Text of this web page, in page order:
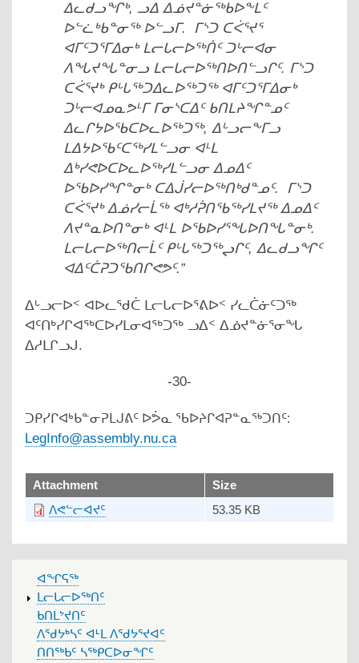
ᐃᓚᑯᓗᖏᒃ, ᓗᐃ ᐃᓅᔪᓐᓃᖅᑲᐅᖕᒪᑦ
ᐅᓪᓛᒃᑲᓐᓂᖅ ᐅᓪᓗᒥ.
ᒥᔅᑐ ᑕᐹᕐᔪᕐ
ᐊᒥᑦᑐᕐᒥᐃᓂᒃ ᒪᓕᒐᓕᐅᖅᑏᑦ ᑐᒡᓕᐊᓂ
ᐱᖓᔪᖓᓐᓂᓗ ᒪᓕᒐᓕᐅᖅᑎᐅᑎᓪᓗᒋᑦ. ᒥᔅᑐ
ᑕᐹᕐᔪᒃ ᑭᒡᒐᖅᑐᐃᓚᐅᖅᑐᖅ ᐊᒥᑦᑐᕐᒥᐃᓂᒃ
ᑐᒡᓕᐊᓄᓇᕗᒻᒥ ᒥᓂᔅᑕᐃᑦ ᑲᑎᒪᔨᖏᓐᓄᑦ
ᐃᓚᒋᔭᐅᖃᑕᐅᓚᐅᖅᑐᖅ, ᐃᒡᓗᓕᖕᒥᓗ
ᒪᐃᔭᐅᖃᑦᑕᖅᓯᒪᓪᓗᓂ ᐊᒻᒪ
ᐃᒃᓯᕙᐅᑕᐅᓚᐅᖅᓯᒪᓪᓗᓂ ᐃᓄᐃᑦ
ᐅᖃᐅᓯᖏᓐᓂᒃ ᑕᐃᒎᓯᓕᐅᖅᑎᒃᑯᓐᓄᑦ.
ᒥᔅᑐ
ᑕᐹᕐᔪᒃ ᐃᓅᓯᓕᒫᖅ ᐊᒃᓱᕉᑎᖃᖅᓯᒪᔪᖅ ᐃᓄᐃᑦ
ᐱᔪᓐᓇᐅᑎᓐᓂᒃ ᐊᒻᒪ ᐅᖃᐅᓯᕐᖓᐅᑎᖓᓐᓂᒃ.
ᒪᓕᒐᓕᐅᖅᑎᓕᒫᑦ ᑭᒡᒐᖅᑐᖅᖢᒋᑦ, ᐃᓚᑯᓗᖏᑦ
ᐊᐃᑦᑖᕈᑐᖃᑎᒋᕙᕗᑦ.”
ᐃᒡᓗᓕᐅᑉ ᐊᐅᓚᖁᑖ ᒪᓕᒐᓕᐅᕐᕕᐅᑉ ᓯᓚᑖᓃᑦᑐᖅ
ᐊᑦᑎᒃᓯᒋᐊᖅᑕᐅᓯᒪᓂᐊᖅᑐᖅ ᓗᐃᑉ ᐃᓅᔪᓐᓃᕐᓂᖓ
ᐃᓱᒪᒋᓗᒍ.
-30-
ᑐᑭᓯᒋᐊᒃᑲᓐᓂᕈᒪᒍᕕᑦ ᐅᕘᓇ ᖃᐅᔨᒋᐊᕈᓐᓇᖅᑐᑎᑦ:
LegInfo@assembly.nu.ca
upload
Attachment
Size
ᐱᕙᓪᓕᐊᔪᑦ
53.35 KB
MAIN
MENU
ᐊᖏᕋᖅ
ᒪᓕᒐᓕᐅᖅᑎᑦ
ᑲᑎᒪᔾᔪᑎᑦ
ᐱᖁᔭᒃᓴᑦ ᐊᒻᒪ ᐱᖁᔭᕐᔪᐊᑦ
ᑎᑎᖅᑲᑦ ᓴᖅᑭᑕᐅᓂᖏᑦ